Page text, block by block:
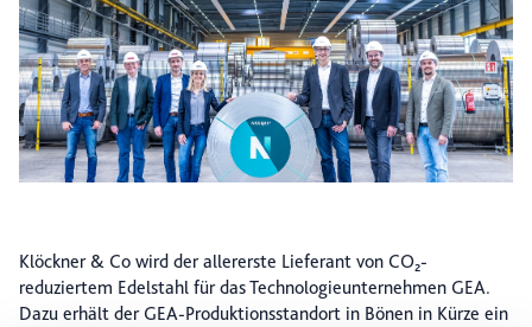
Klöckner & Co wird der allererste Lieferant von CO₂-
reduziertem Edelstahl für das Technologieunternehmen GEA.
Dazu erhält der GEA-Produktionsstandort in Bönen in Kürze ein